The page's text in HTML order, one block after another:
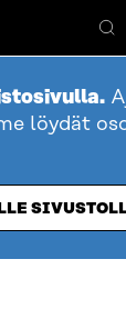
löydät